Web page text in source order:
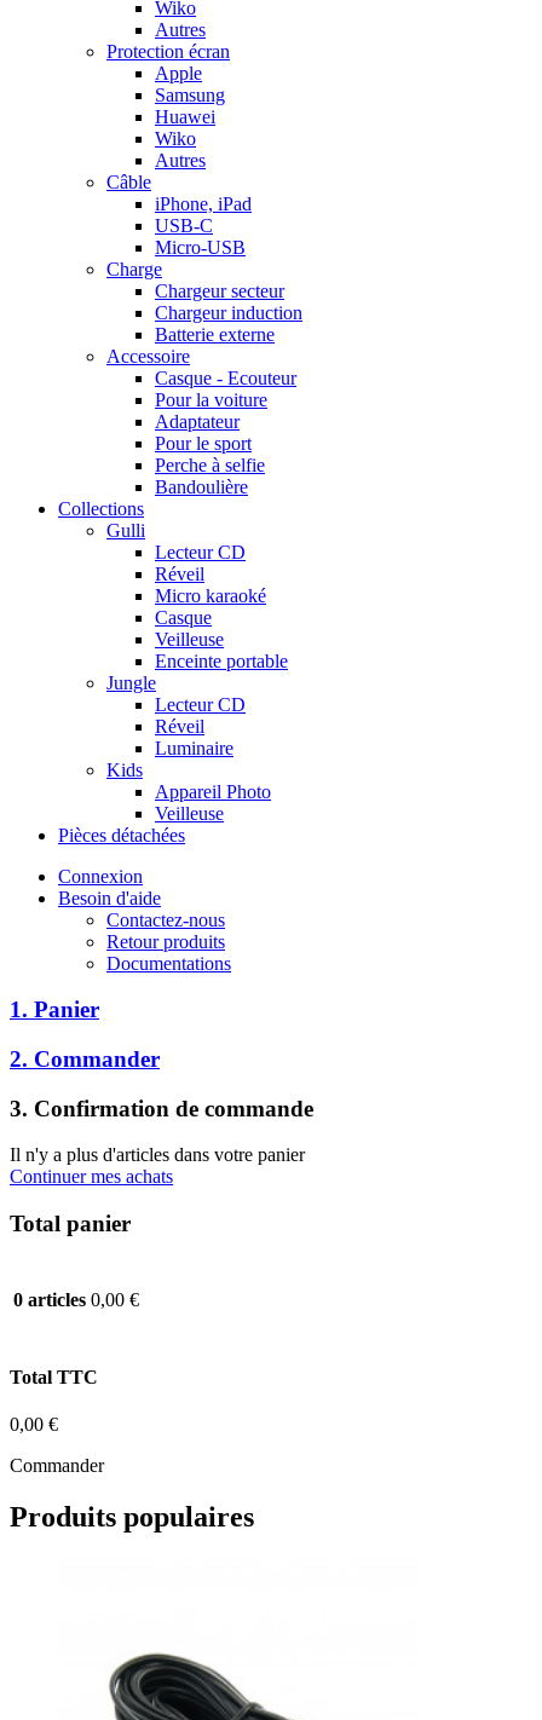
Wiko
Autres
Protection écran
Apple
Samsung
Huawei
Wiko
Autres
Câble
iPhone, iPad
USB-C
Micro-USB
Charge
Chargeur secteur
Chargeur induction
Batterie externe
Accessoire
Casque - Ecouteur
Pour la voiture
Adaptateur
Pour le sport
Perche à selfie
Bandoulière
Collections
Gulli
Lecteur CD
Réveil
Micro karaoké
Casque
Veilleuse
Enceinte portable
Jungle
Lecteur CD
Réveil
Luminaire
Kids
Appareil Photo
Veilleuse
Pièces détachées
Connexion
Besoin d'aide
Contactez-nous
Retour produits
Documentations
1. Panier
2. Commander
3. Confirmation de commande
Il n'y a plus d'articles dans votre panier
Continuer mes achats
Total panier
0 articles 0,00 €
Total TTC
0,00 €
Commander
Produits populaires